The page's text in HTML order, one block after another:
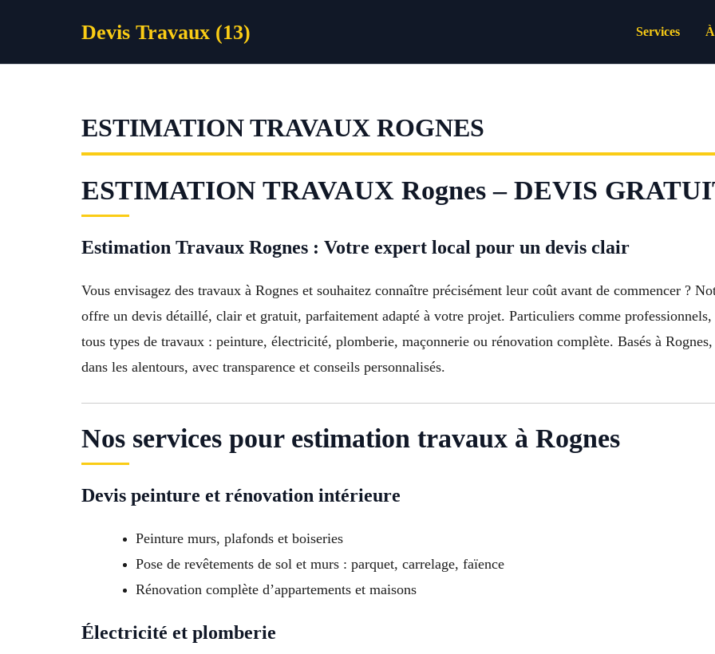
Devis Travaux (13) Services
ESTIMATION TRAVAUX ROGNES
ESTIMATION TRAVAUX Rognes – DEVIS
Estimation Travaux Rognes : Votre expert local pour un devis clair
Vous envisagez des travaux à Rognes et souhaitez connaître précisément leur coût avant de commencer ?
offre un devis détaillé, clair et gratuit, parfaitement adapté à votre projet. Particuliers comme
tous types de travaux : peinture, électricité, plomberie, maçonnerie ou rénovation complète. Basés à
dans les alentours, avec transparence et conseils personnalisés.
Nos services pour estimation travaux à Rognes
Devis peinture et rénovation intérieure
Peinture murs, plafonds et boiseries
Pose de revêtements de sol et murs : parquet, carrelage, faïence
Rénovation complète d’appartements et maisons
Électricité et plomberie